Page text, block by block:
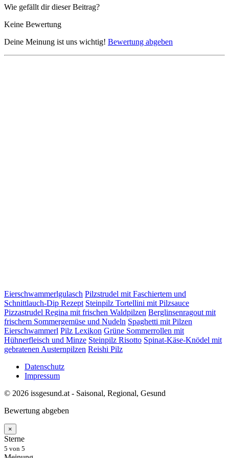
Wie gefällt dir dieser Beitrag?
Keine Bewertung
Deine Meinung ist uns wichtig! Bewertung abgeben
Eierschwammerlgulasch Pilzstrudel mit Faschiertem und
Schnittlauch-Dip Rezept Steinpilz Tortellini mit Pilzsauce
Pizzastrudel Regina mit frischen Waldpilzen Berglinsenragout mit
frischem Sommergemüse und Nudeln Spaghetti mit Pilzen
Eierschwammerl Pilz Lexikon Grüne Sommerrollen mit
Hühnerfleisch und Minze Steinpilz Risotto Spinat-Käse-Knödel mit
gebratenen Austernpilzen Reishi Pilz
Datenschutz
Impressum
© 2026 issgesund.at - Saisonal, Regional, Gesund
Bewertung abgeben
×
Sterne
5 von 5